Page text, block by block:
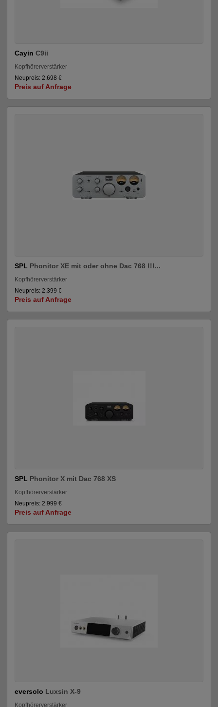
Cayin C9ii
Kopfhörerverstärker
Neupreis: 2.698 €
Preis auf Anfrage
SPL Phonitor XE mit oder ohne Dac 768 !!!...
Kopfhörerverstärker
Neupreis: 2.399 €
Preis auf Anfrage
SPL Phonitor X mit Dac 768 XS
Kopfhörerverstärker
Neupreis: 2.999 €
Preis auf Anfrage
eversolo Luxsin X-9
Kopfhörerverstärker